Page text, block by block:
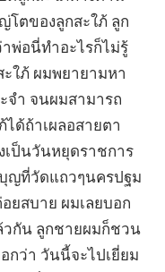
โตของลูกสะใภ้ ลูก
พ่อนี่ทำอะไรก็ไม่รู้
ะใภ้ ผมพยายามหา
จำ จนผมสามารถ
ด้ถ้าเผลอสายตา
เป็นวันหยุดราชการ
ญที่วัดแถวๆนครปฐม
ยสบาย ผมเลยบอก
วกัน ลูกชายผมก็ชวน
กว่า วันนี้จะไปเยี่ยม